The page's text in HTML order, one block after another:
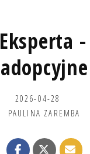
adopcyjne
2026-04-28
PAULINA ZAREMBA